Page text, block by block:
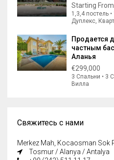
Starting From
1,3,4 постель
Дуплекс,
Продается
частным
Аланья
€299,000
3 Спальни • 3
Вилла
Свяжитесь с нами
Merkez Mah, Kocaosman Sok
Tosmur / Alanya / Antalya